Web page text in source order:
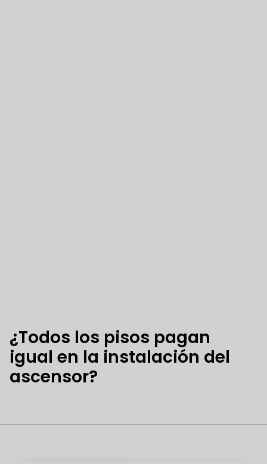
¿Todos los pisos pagan
igual en la instalación del
ascensor?